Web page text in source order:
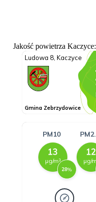
Jakość powietrza Kaczyce: